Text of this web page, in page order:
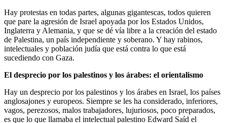
Hay protestas en todas partes, algunas gigantescas, todos quieren
que pare la agresión de Israel apoyada por los Estados Unidos,
Inglaterra y Alemania, y que se dé vía libre a la creación del estado
de Palestina, un país independiente y soberano. Y hay rabinos,
intelectuales y población judía que está contra lo que está
sucediendo con Gaza.
El desprecio por los palestinos y los árabes: el orientalismo
Hay un desprecio por los palestinos y los árabes en Israel, los países
anglosajones y europeos. Siempre se les ha considerado, inferiores,
vagos, perezosos, malos trabajadores, lujuriosos, poco preparados,
es que lo que llamaba el intelectual palestino Edward Saíd el